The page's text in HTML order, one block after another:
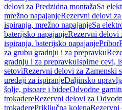
delovi za Predzidna montažaSa
mrežno napajanjeRezervni delovi
ispiranja, mrežno napajanjeSa
baterijsko napajanjeRezervni delovi
ispiranja, baterijsko napajanjePribor
za grubu gradnju i za prepravku
gradnju i za prepravkuIspirne cevi,
setoviRezervni delovi za Zamenski
uređaji za ispiranjeDaljinsko
šolje, pisoare i bideeOdvodne
trokadereRezervni delovi za
trokaderePriključna kolenaRezervni